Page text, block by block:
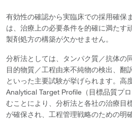
有効性の確認から実臨床での採用確保
は、治療上の必要条件を的確に満たす
製剤処方の構築が欠かせません。
分析法としては、タンパク質／抗体の
目的物質／工程由来不純物の検出、翻
といった主要試験が挙げられます。高
Analytical Target Profile（目標品質プ
むことにより、分析法と各社の治療目
が確保され、工程管理戦略のための明